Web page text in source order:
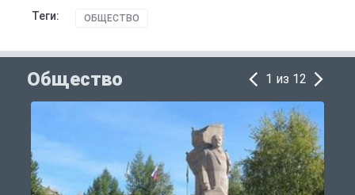
Теги: ОБЩЕСТВО
Общество 1 из 12